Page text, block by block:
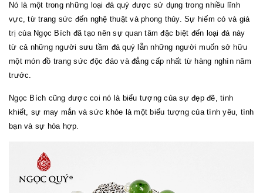
Nó là một trong những loại đá quý được sử dụng trong nhiều lĩnh
vực, từ trang sức đến nghệ thuật và phong thủy. Sự hiếm có và giá
trị của Ngọc Bích đã tạo nên sự quan tâm đặc biệt đến loại đá này
từ cả những người sưu tầm đá quý lẫn những người muốn sở hữu
một món đồ trang sức độc đáo và đẳng cấp nhất từ hàng nghìn năm
trước.
Ngọc Bích cũng được coi nó là biểu tượng của sự đẹp đẽ, tinh
khiết, sự may mắn và sức khỏe là một biểu tượng của tình yêu, tình
bạn và sự hòa hợp.